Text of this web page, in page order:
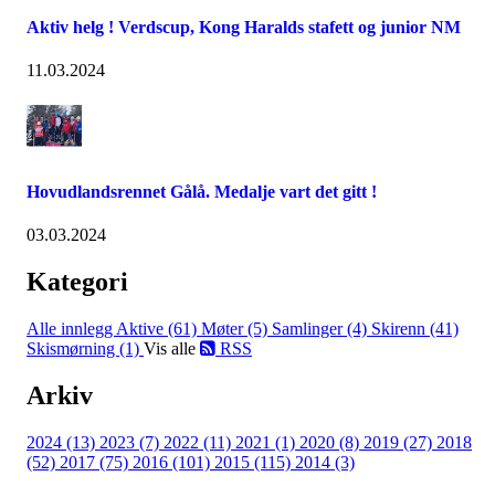
Aktiv helg ! Verdscup, Kong Haralds stafett og junior NM
11.03.2024
Hovudlandsrennet Gålå. Medalje vart det gitt !
03.03.2024
Kategori
Alle innlegg Aktive (61) Møter (5) Samlinger (4) Skirenn (41)
Skismørning (1) Vis alle RSS
Arkiv
2024 (13) 2023 (7) 2022 (11) 2021 (1) 2020 (8) 2019 (27) 2018
(52) 2017 (75) 2016 (101) 2015 (115) 2014 (3)